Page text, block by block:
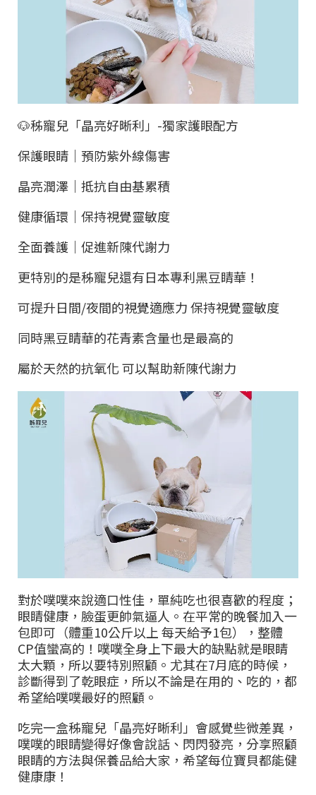
🐶秭寵兒「晶亮好晰利」 -獨家護眼配方
保護眼睛｜預防紫外線傷害
晶亮潤澤｜抵抗自由基累積
健康循環｜保持視覺靈敏度
全面養護｜促進新陳代謝力
更特別的是秭寵兒還有日本專利黑豆睛華！
可提升日間/夜間的視覺適應力 保持視覺靈敏度
同時黑豆睛華的花青素含量也是最高的
屬於天然的抗氧化 可以幫助新陳代謝力
對於噗噗來說適口性佳，單純吃也很喜歡的程度；
眼睛健康，臉蛋更帥氣逼人。在平常的晚餐加入一
包即可（體重10公斤以上 每天給予1包），整體
CP值蠻高的！噗噗全身上下最大的缺點就是眼睛
太大顆，所以要特別照顧。尤其在7月底的時候，
診斷得到了乾眼症，所以不論是在用的、吃的，都
希望給噗噗最好的照顧。
吃完一盒秭寵兒「晶亮好晰利」會感覺些微差異，
噗噗的眼睛變得好像會說話、閃閃發亮，分享照顧
眼睛的方法與保養品給大家，希望每位寶貝都能健
健康康！